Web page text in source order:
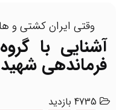
وقتی ایران کشتی و
آشنایی با
فرماندهی شهید
4735 بازدید